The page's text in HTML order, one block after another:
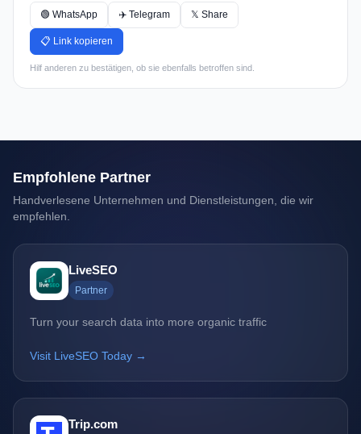
🟢 WhatsApp ✈️ Telegram 𝕏 Share
📋 Link kopieren
Hilf anderen zu bestätigen, ob sie ebenfalls betroffen sind.
Empfohlene Partner
Handverlesene Unternehmen und Dienstleistungen, die wir
empfehlen.
LiveSEO
Partner
Turn your search data into more organic traffic
Visit LiveSEO Today →
Trip.com